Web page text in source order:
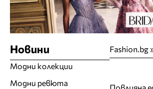
Fashion.bg
Новини
Модни колекции
Модни ревюта